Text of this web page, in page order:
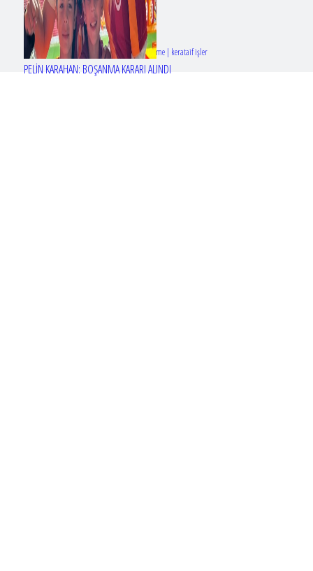
PELİN KARAHAN: BOŞANMA KARARI ALINDI
Tasarım & Geliştirme | kerataif işler